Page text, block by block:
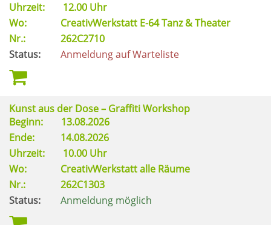
Uhrzeit:
12.00 Uhr
Wo:
CreativWerkstatt E-64 Tanz & Theater
Nr.:
262C2710
Status:
Anmeldung auf Warteliste
Kunst aus der Dose – Graffiti Workshop
Beginn:
13.08.2026
Ende:
14.08.2026
Uhrzeit:
10.00 Uhr
Wo:
CreativWerkstatt alle Räume
Nr.:
262C1303
Status:
Anmeldung möglich